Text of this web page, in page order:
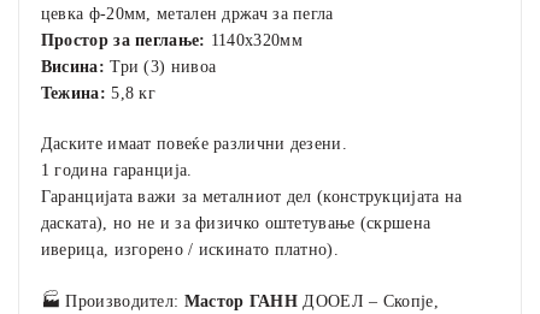
цевка ф-20мм, метален држач за пегла
Простор за пеглање: 1140х320мм
Висина: Три (3) нивоа
Тежина: 5,8 кг
Даските имаат повеќе различни дезени.
1 година гаранција.
Гаранцијата важи за металниот дел (конструкцијата на
даската), но не и за физичко оштетување (скршена
иверица, изгорено / искинато платно).
🏭 Производител: Мастор ГАНН ДООЕЛ – Скопје,